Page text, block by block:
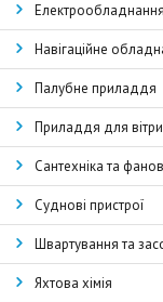
Електрообладнання
Навігаційне
Палубне приладдя
Приладдя для
Сантехніка та
Суднові пристрої
Швартування та
Яхтова хімія